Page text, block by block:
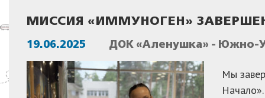
МИССИЯ «ИММУНОГЕН»
19.06.2025 ДОК «Аленушка» - Южно-
Мы
Начало».